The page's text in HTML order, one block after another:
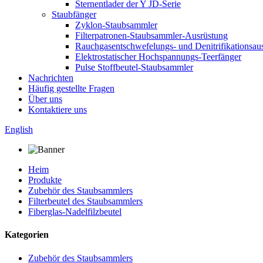
Sternentlader der Y JD-Serie
Staubfänger
Zyklon-Staubsammler
Filterpatronen-Staubsammler-Ausrüstung
Rauchgasentschwefelungs- und
Elektrostatischer Hochspannungs-Teerfänger
Pulse Stoffbeutel-Staubsammler
Nachrichten
Häufig gestellte Fragen
Über uns
Kontaktiere uns
English
Heim
Produkte
Zubehör des Staubsammlers
Filterbeutel des Staubsammlers
Fiberglas-Nadelfilzbeutel
Kategorien
Zubehör des Staubsammlers